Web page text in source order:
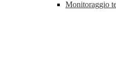
Monitoraggio